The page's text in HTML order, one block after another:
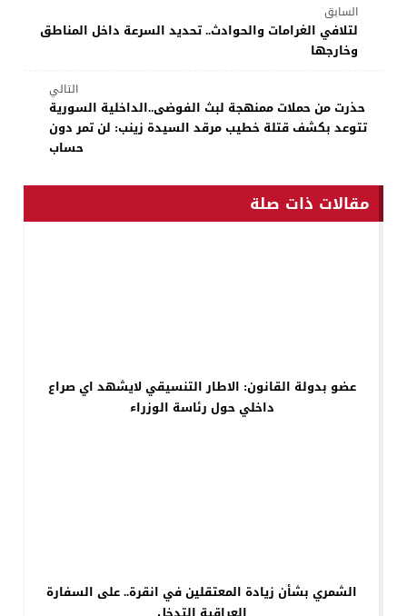
السابق
لتلافي الغرامات والحوادث.. تحديد السرعة داخل المناطق
وخارجها
التالي
حذرت من حملات ممنهجة لبث الفوضى..الداخلية السورية
تتوعد بكشف قتلة خطيب مرقد السيدة زينب: لن تمر دون
حساب
مقالات ذات صلة
عضو بدولة القانون: الاطار التنسيقي لايشهد اي صراع
داخلي حول رئاسة الوزراء
الشمري بشأن زيادة المعتقلين في انقرة.. على السفارة